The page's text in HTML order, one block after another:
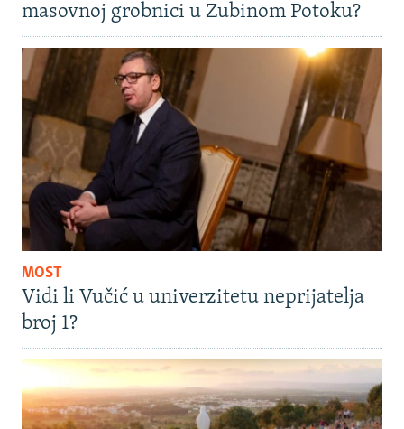
masovnoj grobnici u Zubinom Potoku?
MOST
Vidi li Vučić u univerzitetu neprijatelja
broj 1?